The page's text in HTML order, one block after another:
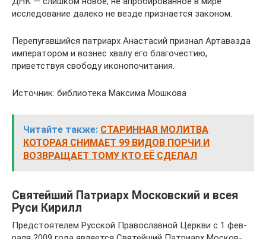
исследование далеко не везде признается законом.
Перепугавшийся патриарх Анастасий признал Артавазда
императором и вознес хвалу его благочестию,
приветствуя свободу иконопочитания.
Источник: библиотека Максима Мошкова
Читайте также: СТАРИННАЯ МОЛИТВА
КОТОРАЯ СНИМАЕТ 99 ВИДОВ ПОРЧИ И
ВОЗВРАЩАЕТ ТОМУ КТО ЕЁ СДЕЛАЛ
Свя­тей­ший Пат­ри­арх Мос­ков­ский и всея
Руси Кирилл
Пред­сто­я­те­лем Рус­ской Пра­во­слав­ной Церкви с 1 фев­